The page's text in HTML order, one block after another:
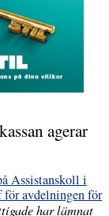
agerar
Assistanskoll i
för avdelningen för
har lämnat